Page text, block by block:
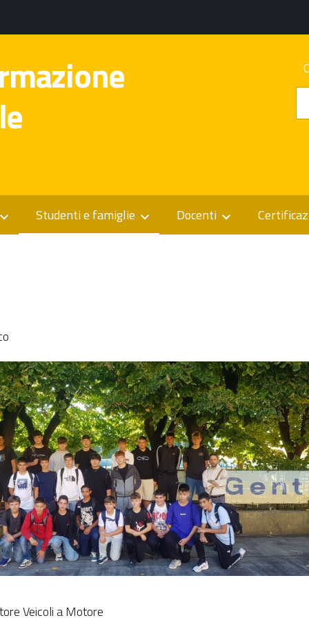
Studenti e famiglie Docenti
Veicoli a Motore